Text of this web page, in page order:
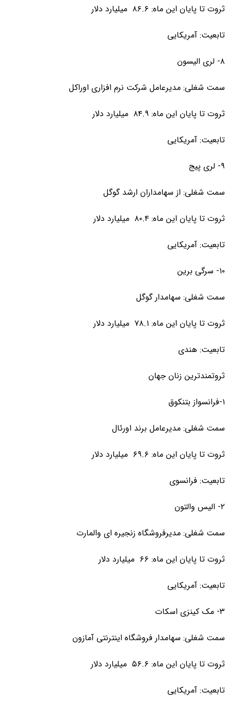
ثروت تا پایان این ماه: ۸۶.۶ میلیارد دلار
تابعیت: آمریکایی
۸- لری الیسون
سمت شغلی: مدیرعامل شرکت نرم افزاری اوراکل
ثروت تا پایان این ماه: ۸۴.۹ میلیارد دلار
تابعیت: آمریکایی
۹- لری پیج
سمت شغلی: از سهامداران ارشد گوگل
ثروت تا پایان این ماه: ۸۰.۴ میلیارد دلار
تابعیت: آمریکایی
۱۰- سرگی برین
سمت شغلی: سهامدار گوگل
ثروت تا پایان این ماه: ۷۸.۱ میلیارد دلار
تابعیت: هندی
ثروتمندترین زنان جهان
۱-فرانسواز بتنکوق
سمت شغلی: مدیرعامل برند اورئال
ثروت تا پایان این ماه: ۶۹.۶ میلیارد دلار
تابعیت: فرانسوی
۲- الیس والتون
سمت شغلی: مدیرفروشگاه زنجیره ای والمارت
ثروت تا پایان این ماه: ۶۶ میلیارد دلار
تابعیت: آمریکایی
۳- مک کینزی اسکات
سمت شغلی: سهامدار فروشگاه اینترنتی آمازون
ثروت تا پایان این ماه: ۵۶.۶ میلیارد دلار
تابعیت: آمریکایی